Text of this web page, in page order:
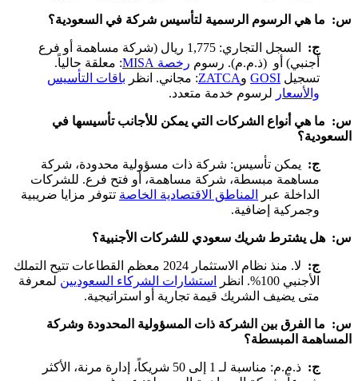
س: ما هي الرسوم الرسمية لتأسيس شركة في السعودية؟
ج:
السجل التجاري: 1,775 ريال (شركة مساهمة أو فرع
أجنبي) أو (ذ.م.م). رسوم رخصة MISA
: معلقة حالياً.
تسجيل GOSI وZATCA: مجاني. انظر باقات التأسيس
والأسعار لرسوم خدمة متعدد.
س: ما هي أنواع الشركات التي يمكن للأجانب تأسيسها في
السعودية؟
ج: يمكن تأسيس: شركة ذات مسؤولية محدودة، شركة
مساهمة مبسطة، شركة مساهمة، أو فتح فرع. للشركات
الداخلة عبر
المناطق الاقتصادية الخاصة تتوفر مزايا ضريبية
وجمركية إضافية.
س: هل يشترط شريك سعودي للشركات الأجنبية؟
ج:
لا. منذ نظام الاستثمار 2024 معظم القطاعات تتيح التملك
الأجنبي 100%. انظر
استشارات الشركاء السعوديين لمعرفة
متى يضيف الشريك قيمة تجارية أو استراتيجية.
س: ما الفرق بين الشركة ذات المسؤولية المحدودة وشركة
المساهمة المبسطة؟
ج:
ذ.م.م: مناسبة لـ 1 إلى 50 شريكاً، إدارة مرنة، الأكثر